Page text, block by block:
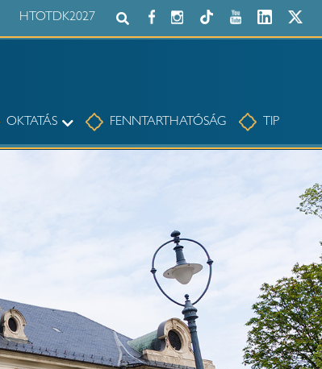
HTOTDK2027
OKTATÁS OktatásFENNTARTHATÓSÁG TIP